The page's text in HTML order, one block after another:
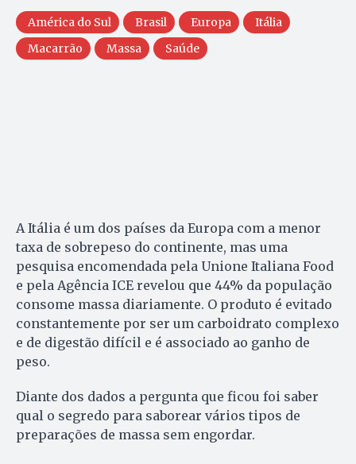
América do Sul Brasil Europa
Itália
Macarrão
Massa Saúde
A Itália é um dos países da Europa com a menor
taxa de sobrepeso do continente, mas uma
pesquisa encomendada pela Unione Italiana Food
e pela Agência ICE revelou que 44% da população
consome massa diariamente. O produto é evitado
constantemente por ser um carboidrato complexo
e de digestão difícil e é associado ao ganho de
peso.
Diante dos dados a pergunta que ficou foi saber
qual o segredo para saborear vários tipos de
preparações de massa sem engordar.